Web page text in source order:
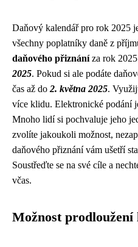
Daňový kalendář pro rok 2025
všechny poplatníky daně z
daňového přiznáníza rok 2025
2025. Pokud si ale podáte
čas až do 2. května 2025.
více klidu. Elektronické podání
Mnoho lidí si pochvaluje jeho
zvolíte jakoukoli možnost,
daňového přiznání vám ušetří
Soustřeďte se na své cíle a
včas.
Možnost prodloužení